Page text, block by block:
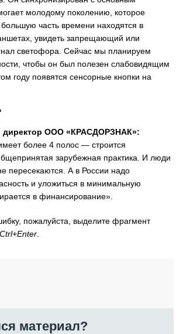
молодому поколению, которое
часть времени находятся в
увидеть запрещающий или
светофора. Сейчас мы планируем
чтобы он был полезен слабовидящим
году появятся сенсорные кнопки на
директор ООО «КРАСДОРЗНАК»:
более 4 полос — строится
зарубежная практика. И люди
пересекаются. А в России надо
и уложиться в минимальную
в финансирование».
пожалуйста, выделите фрагмент
Ctrl+Enter
материал?